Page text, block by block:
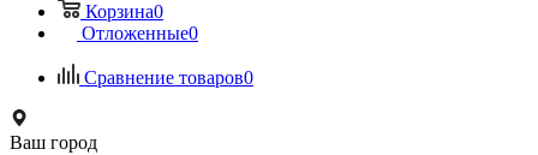
Корзина0
Отложенные0
Сравнение товаров0
Ваш город